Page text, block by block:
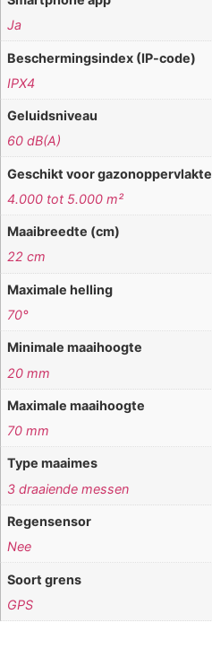
Ja
Beschermingsindex (IP-code)
IPX4
Geluidsniveau
60 dB(A)
Geschikt voor gazonoppervlakte
4.000 tot 5.000 m²
Maaibreedte (cm)
22 cm
Maximale helling
70°
Minimale maaihoogte
20 mm
Maximale maaihoogte
70 mm
Type maaimes
3 draaiende messen
Regensensor
Nee
Soort grens
GPS